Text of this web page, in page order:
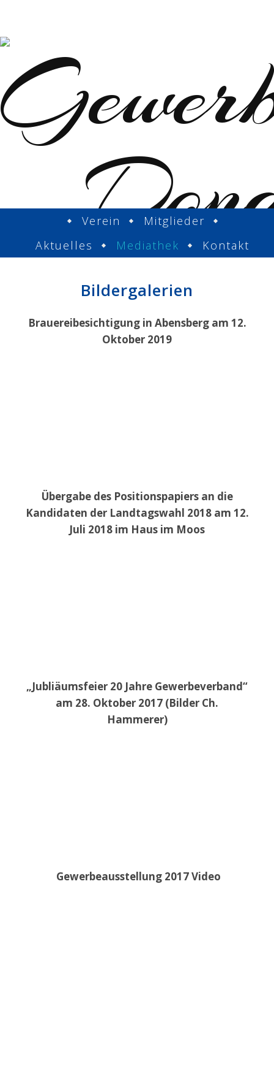
Verein
Mitglieder
Aktuelles
Mediathek Kontakt
Bildergalerien
Brauereibesichtigung in Abensberg am 12.
Oktober 2019
Übergabe des Positionspapiers an die
Kandidaten der Landtagswahl 2018 am 12.
Juli 2018 im Haus im Moos
„Jubliäumsfeier 20 Jahre Gewerbeverband“
am 28. Oktober 2017 (Bilder Ch.
Hammerer)
Gewerbeausstellung 2017 Video